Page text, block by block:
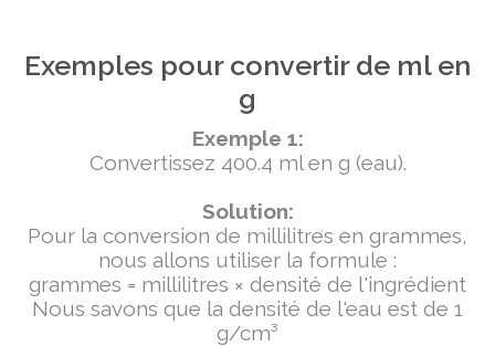
Exemples pour convertir de ml en
g
Exemple 1:
Convertissez 400.4 ml en g (eau).
Solution:
Pour la conversion de millilitres en grammes,
nous allons utiliser la formule :
grammes = millilitres × densité de l'ingrédient
Nous savons que la densité de l'eau est de 1
g/cm³